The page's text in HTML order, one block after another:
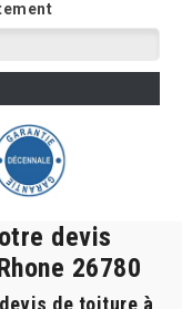
devis
26780
de toiture à